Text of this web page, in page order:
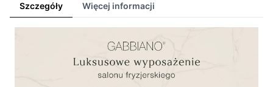
Szczegóły Więcej informacji